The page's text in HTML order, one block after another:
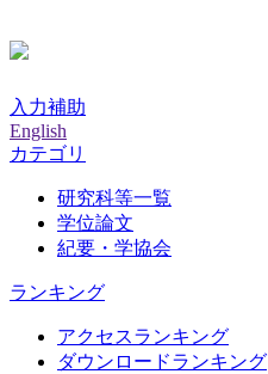
入力補助
English
カテゴリ
研究科等一覧
学位論文
紀要・学協会
ランキング
アクセスランキング
ダウンロードランキング